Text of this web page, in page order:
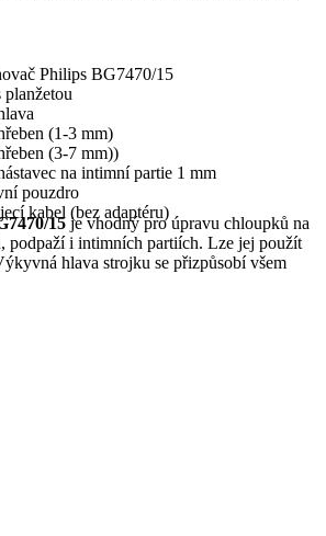
Philips BG7470/15
(1-3 mm)
(3-7 mm))
na intimní partie 1 mm
pouzdro
kabel (bez adaptéru)
15 je vhodný pro úpravu chloupků na
podpaží i intimních partiích. Lze jej použít
hlava strojku se přizpůsobí všem